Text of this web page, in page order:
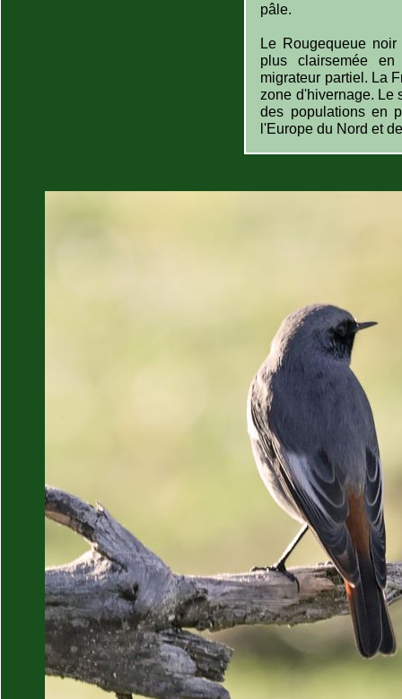
pâle.
Le Rougequeue
plus clairsemée
migrateur partiel. La
zone d'hivernage. Le
des populations en
l'Europe du Nord et